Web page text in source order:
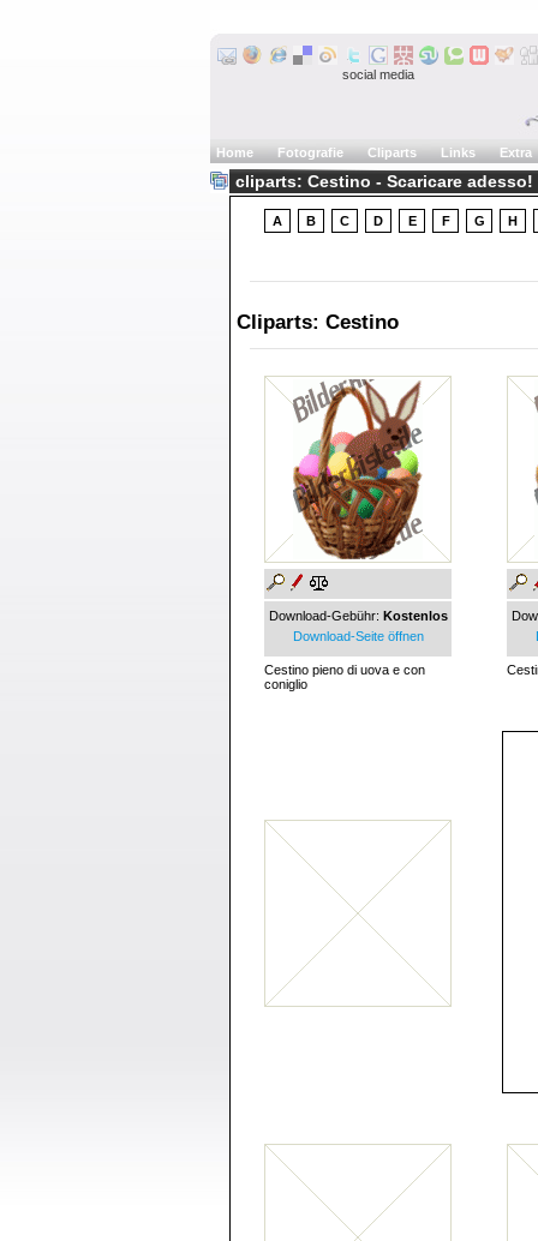
social media
Home Fotografie Cliparts Links Extra
cliparts: Cestino - Scaricare adesso!
A B C D E F G H
Cliparts: Cestino
Download-Gebühr: Kostenlos
Download-Seite öffnen
Cestino pieno di uova e con
coniglio